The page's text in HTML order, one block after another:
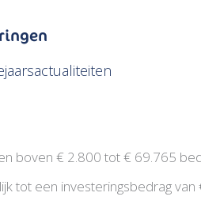
boven € 2.800 tot € 69.765
tot een investeringsbedrag